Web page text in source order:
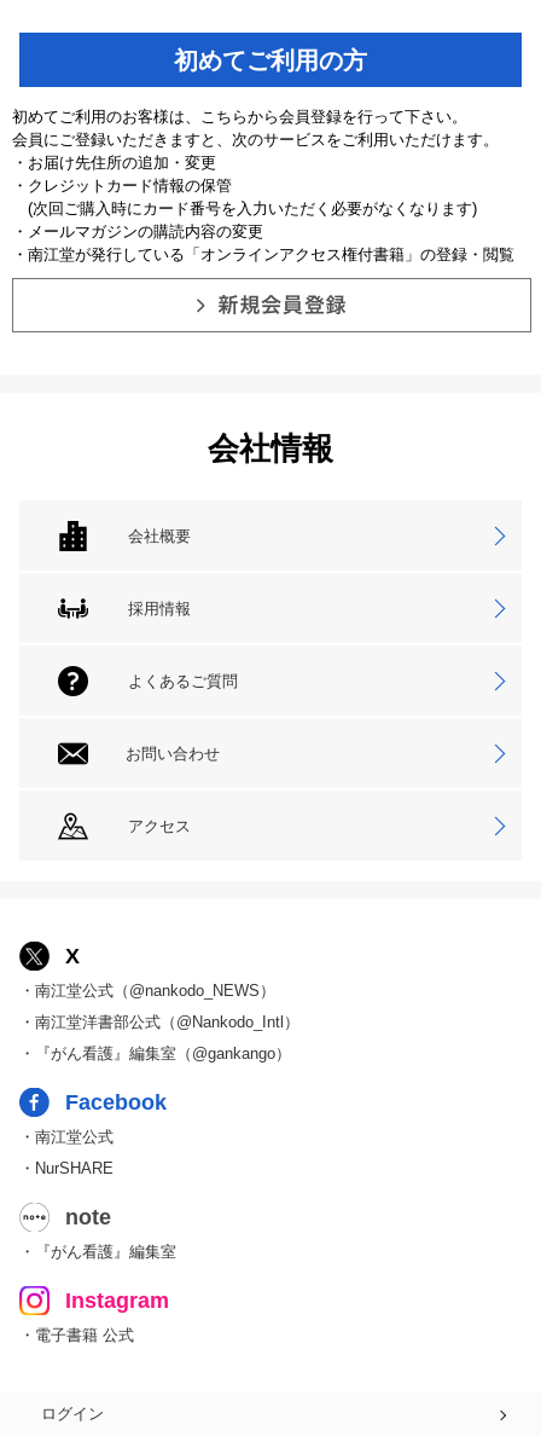
初めてご利用の方
初めてご利用のお客様は、こちらから会員登録を行って下さい。
会員にご登録いただきますと、次のサービスをご利用いただけます。
・お届け先住所の追加・変更
・クレジットカード情報の保管
(次回ご購入時にカード番号を入力いただく必要がなくなります)
・メールマガジンの購読内容の変更
・南江堂が発行している「オンラインアクセス権付書籍」の登録・閲覧
会社情報
会社概要
採用情報
よくあるご質問
お問い合わせ
アクセス
X
・南江堂公式（@nankodo_NEWS）
・南江堂洋書部公式（@Nankodo_Intl）
・『がん看護』編集室（@gankango）
Facebook
・南江堂公式
・NurSHARE
note
・『がん看護』編集室
Instagram
・電子書籍 公式
ログイン